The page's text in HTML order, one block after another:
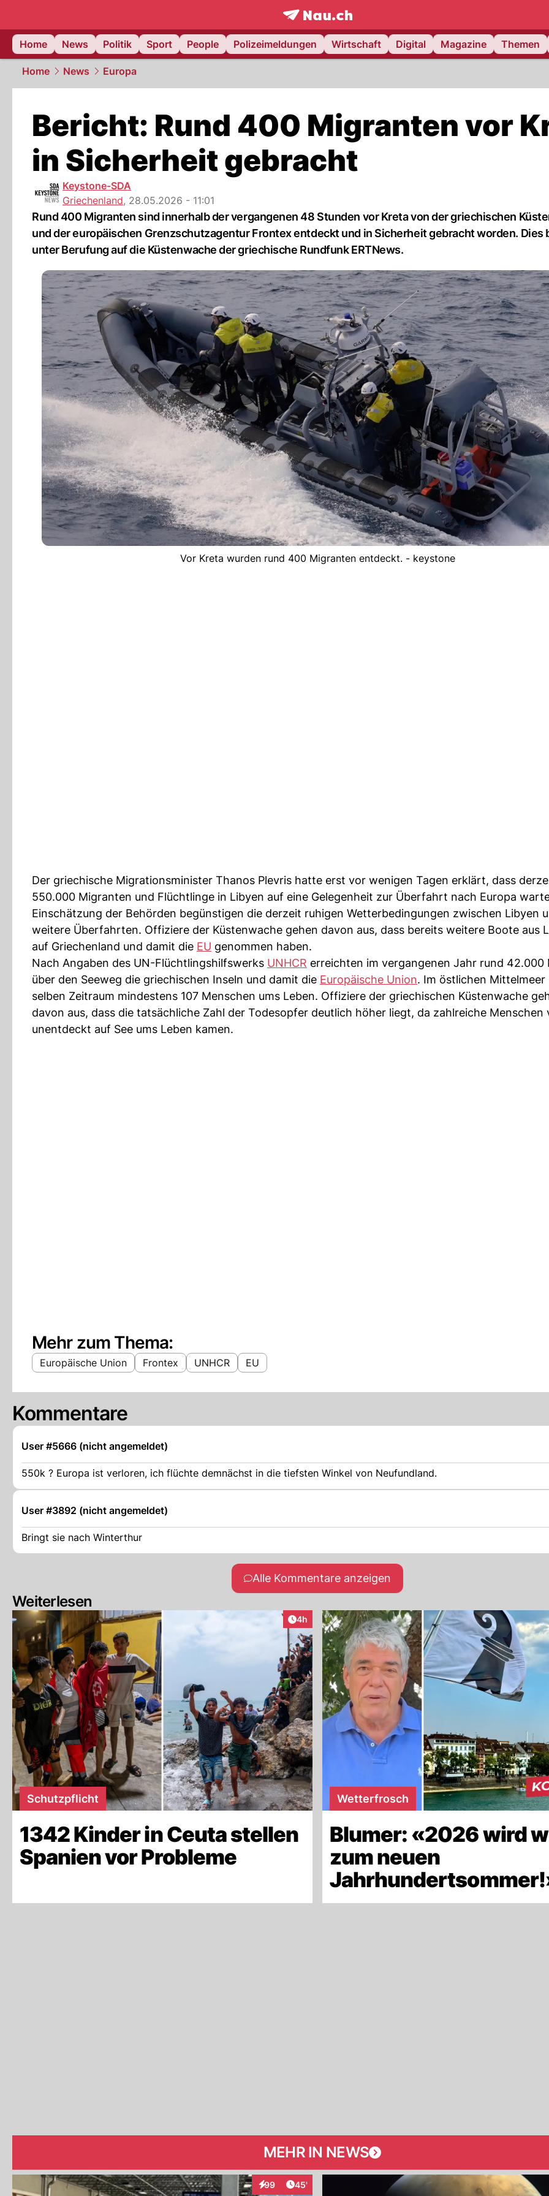
frontpage.NAU.ch
Home
News Politik Sport People Polizeimeldungen Wirtschaft Digital Magazine Themen
Home News Europa
Bericht: Rund 400 Migranten vor
in Sicherheit gebracht
Keystone-SDA
Griechenland, 28.05.2026 - 11:01
Rund 400 Migranten sind innerhalb der vergangenen 48 Stunden vor Kreta von der griechischen
und der europäischen Grenzschutzagentur Frontex entdeckt und in Sicherheit gebracht worden. Dies
unter Berufung auf die Küstenwache der griechische Rundfunk ERTNews.
Vor Kreta wurden rund 400 Migranten entdeckt. - keystone
Der griechische Migrationsminister Thanos Plevris hatte erst vor wenigen Tagen erklärt, dass
550.000 Migranten und Flüchtlinge in Libyen auf eine Gelegenheit zur Überfahrt nach Europa
Einschätzung der Behörden begünstigen die derzeit ruhigen Wetterbedingungen zwischen Libyen
weitere Überfahrten. Offiziere der Küstenwache gehen davon aus, dass bereits weitere Boote aus
auf Griechenland und damit die EU genommen haben.
Nach Angaben des UN-Flüchtlingshilfswerks UNHCR erreichten im vergangenen Jahr rund 42.000
über den Seeweg die griechischen Inseln und damit die Europäische Union. Im östlichen Mittelmeer
selben Zeitraum mindestens 107 Menschen ums Leben. Offiziere der griechischen Küstenwache
davon aus, dass die tatsächliche Zahl der Todesopfer deutlich höher liegt, da zahlreiche Menschen
unentdeckt auf See ums Leben kamen.
Mehr zum Thema:
Europäische Union Frontex UNHCR EU
Kommentare
User #5666 (nicht angemeldet)
550k ? Europa ist verloren, ich flüchte demnächst in die tiefsten Winkel von Neufundland.
User #3892 (nicht angemeldet)
Bringt sie nach Winterthur
Alle Kommentare anzeigen
Weiterlesen
Artikel veröffentlicht:
4h
Schutzpflicht
1342 Kinder in Ceuta stellen
Spanien vor Probleme
Wetterfrosch
Blumer: «2026 wird
zum neuen
MEHR IN NEWS
99
InteraktionenArtikel veröffentlicht:
45'